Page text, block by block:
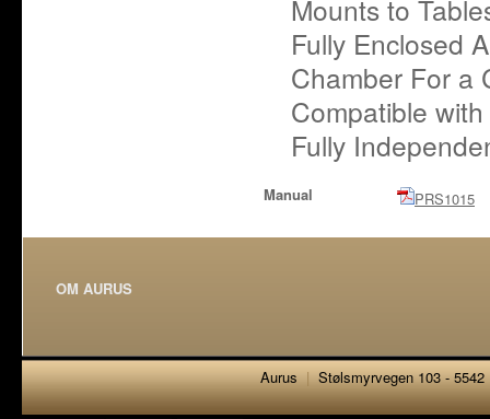
Mounts to
Fully Enclosed
Chamber For a
Compatible
Fully
Manual PRS1015
OM AURUS
Aurus|Stølsmyrvegen 103 - 5542